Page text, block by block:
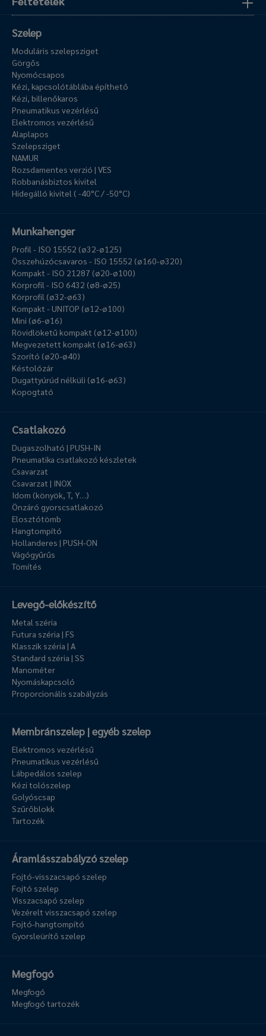
Szelep
Moduláris szelepsziget
Görgős
Nyomócsapos
Kézi, kapcsolótáblába építhető
Kézi, billenőkaros
Pneumatikus vezérlésű
Elektromos vezérlésű
Alaplapos
Szelepsziget
NAMUR
Rozsdamentes verzió | VES
Robbanásbiztos kivitel
Hidegálló kivitel ( -40°C / -50°C)
Munkahenger
Profil - ISO 15552 (ø32-ø125)
Összehúzócsavaros - ISO 15552 (ø160-ø320)
Kompakt - ISO 21287 (ø20-ø100)
Körprofil - ISO 6432 (ø8-ø25)
Körprofil (ø32-ø63)
Kompakt - UNITOP (ø12-ø100)
Mini (ø6-ø16)
Rövidlöketű kompakt (ø12-ø100)
Megvezetett kompakt (ø16-ø63)
Szorító (ø20-ø40)
Késtolózár
Dugattyúrúd nélküli (ø16-ø63)
Kopogtató
Csatlakozó
Dugaszolható | PUSH-IN
Pneumatika csatlakozó készletek
Csavarzat
Csavarzat | INOX
Idom (könyök, T, Y…)
Önzáró gyorscsatlakozó
Elosztótömb
Hangtompító
Hollanderes | PUSH-ON
Vágógyűrűs
Tömítés
Levegő-előkészítő
Metal széria
Futura széria | FS
Klasszik széria | A
Standard széria | SS
Manométer
Nyomáskapcsoló
Proporcionális szabályzás
Membránszelep | egyéb szelep
Elektromos vezérlésű
Pneumatikus vezérlésű
Lábpedálos szelep
Kézi tolószelep
Golyóscsap
Szűrőblokk
Tartozék
Áramlásszabályzó szelep
Fojtó-visszacsapó szelep
Fojtó szelep
Visszacsapó szelep
Vezérelt visszacsapó szelep
Fojtó-hangtompító
Gyorsleürítő szelep
Megfogó
Megfogó
Megfogó tartozék